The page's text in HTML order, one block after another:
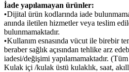
İade yapılamayan ürünler:
•Dijital ürün kodlarında iade
anında iletilen hizmetler veya teslim
bulunmamaktadır.
•Kullanım esnasında vücut ile birebir
beraber sağlık açısından tehlike arz
iadesi/değişimi yapılamamaktadır.
Kulak içi /kulak üstü kulaklık, saat,